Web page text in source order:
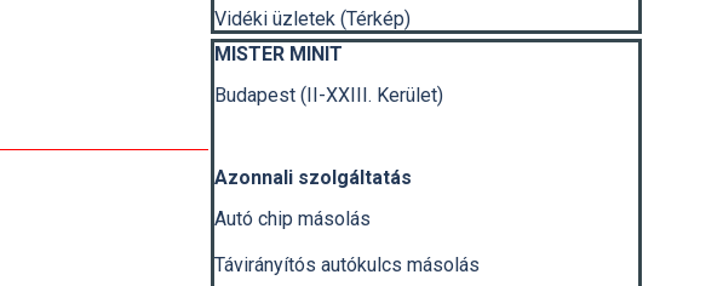
Vidéki üzletek (Térkép)
Kihagy blokk MISTER MINIT
MISTER MINIT
Budapest (II-XXIII. Kerület)
Azonnali szolgáltatás
Autó chip másolás
Távirányítós autókulcs másolás